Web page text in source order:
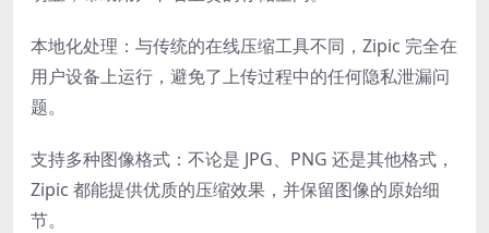
本地化处理：与传统的在线压缩工具不同，Zipic 完全在
用户设备上运行，避免了上传过程中的任何隐私泄漏问
题。
支持多种图像格式：不论是 JPG、PNG 还是其他格式，
Zipic 都能提供优质的压缩效果，并保留图像的原始细
节。